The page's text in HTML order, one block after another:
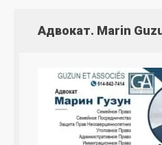
Адвокат. Marin